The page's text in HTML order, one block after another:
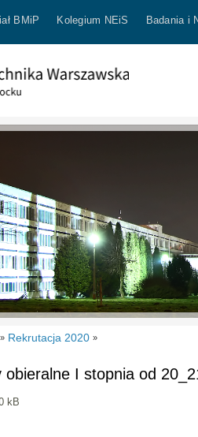
BMiP Kolegium NEiS Badania i
» Rekrutacja 2020 »
I stopnia od
kB